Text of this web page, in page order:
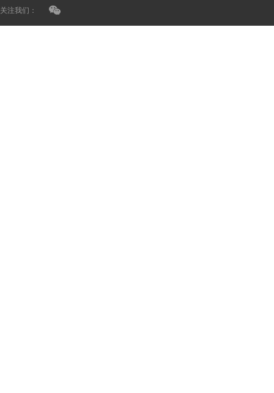
关注我们：